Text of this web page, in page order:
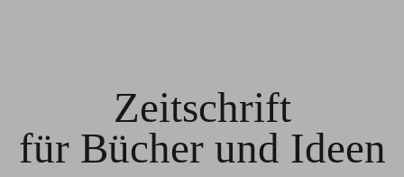
Zeitschrift
für Bücher und Ideen